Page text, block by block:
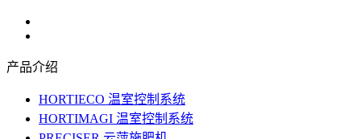
产品介绍
HORTIECO 温室控制系统
HORTIMAGI 温室控制系统